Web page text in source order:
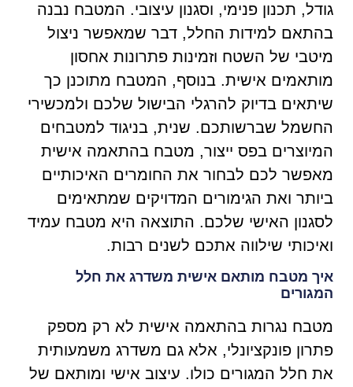
גודל, תכנון פנימי, וסגנון עיצובי. המטבח נבנה
בהתאם למידות החלל, דבר שמאפשר ניצול
מיטבי של השטח וזמינות פתרונות אחסון
מותאמים אישית. בנוסף, המטבח מתוכנן כך
שיתאים בדיוק להרגלי הבישול שלכם ולמכשירי
החשמל שברשותכם. שנית, בניגוד למטבחים
המיוצרים בפס ייצור, מטבח בהתאמה אישית
מאפשר לכם לבחור את החומרים האיכותיים
ביותר ואת הגימורים המדויקים שמתאימים
לסגנון האישי שלכם. התוצאה היא מטבח עמיד
ואיכותי שילווה אתכם לשנים רבות.
איך מטבח מותאם אישית משדרג את חלל
המגורים
מטבח נגרות בהתאמה אישית לא רק מספק
פתרון פונקציונלי, אלא גם משדרג משמעותית
את חלל המגורים כולו. עיצוב אישי ומותאם של